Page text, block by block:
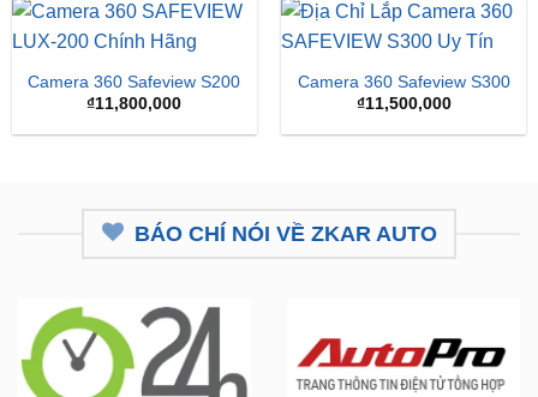
Camera 360 Safeview S200
₫11,800,000
Camera 360 Safeview S300
₫11,500,000